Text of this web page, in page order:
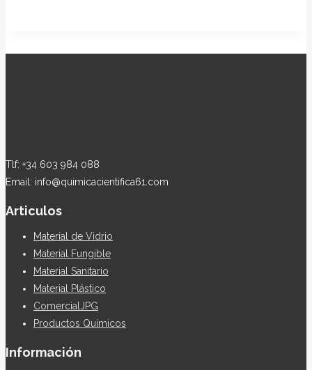
Tlf: +34 603 984 088
Email: info@quimicacientifica61.com
Articulos
Material de Vidrio
Material Fungible
Material Sanitario
Material Plástico
ComercialJPG
Productos Químicos
Información